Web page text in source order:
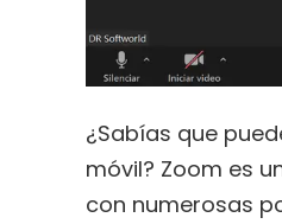
¿Sabías que
móvil? Zoom es
con numerosas